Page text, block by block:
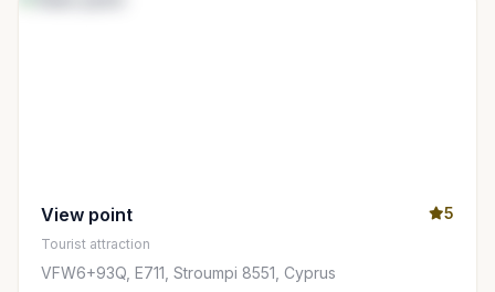
View point 5
Tourist attraction
VFW6+93Q, E711, Stroumpi 8551, Cyprus